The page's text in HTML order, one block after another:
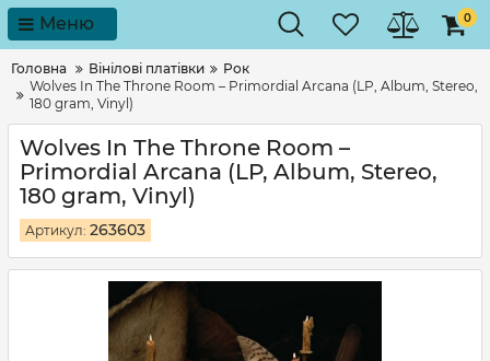
Меню 0
Головна Вінілові платівки
Рок
Wolves In The Throne Room – Primordial Arcana (LP, Album, Stereo,
180 gram, Vinyl)
Wolves In The Throne Room –
Primordial Arcana (LP, Album, Stereo,
180 gram, Vinyl)
Артикул: 263603